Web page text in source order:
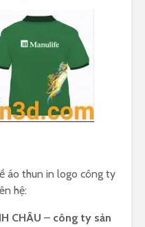
áo thun in logo công ty
hệ:
CHÂU – công ty sản